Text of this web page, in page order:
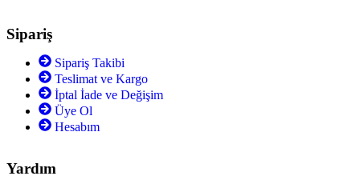
Sipariş
Sipariş Takibi
Teslimat ve Kargo
İptal İade ve Değişim
Üye Ol
Hesabım
Yardım